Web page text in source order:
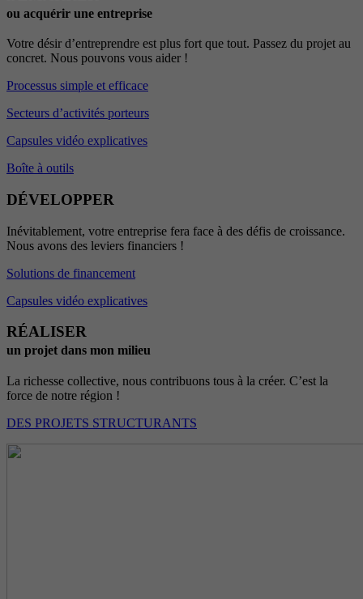
ou acquérir une entreprise
Votre désir d’entreprendre est plus fort que tout. Passez du projet au
concret. Nous pouvons vous aider !
Processus simple et efficace
Secteurs d’activités porteurs
Capsules vidéo explicatives
Boîte à outils
DÉVELOPPER
Inévitablement, votre entreprise fera face à des défis de croissance.
Nous avons des leviers financiers !
Solutions de financement
Capsules vidéo explicatives
RÉALISER
un projet dans mon milieu
La richesse collective, nous contribuons tous à la créer. C’est la
force de notre région !
DES PROJETS STRUCTURANTS